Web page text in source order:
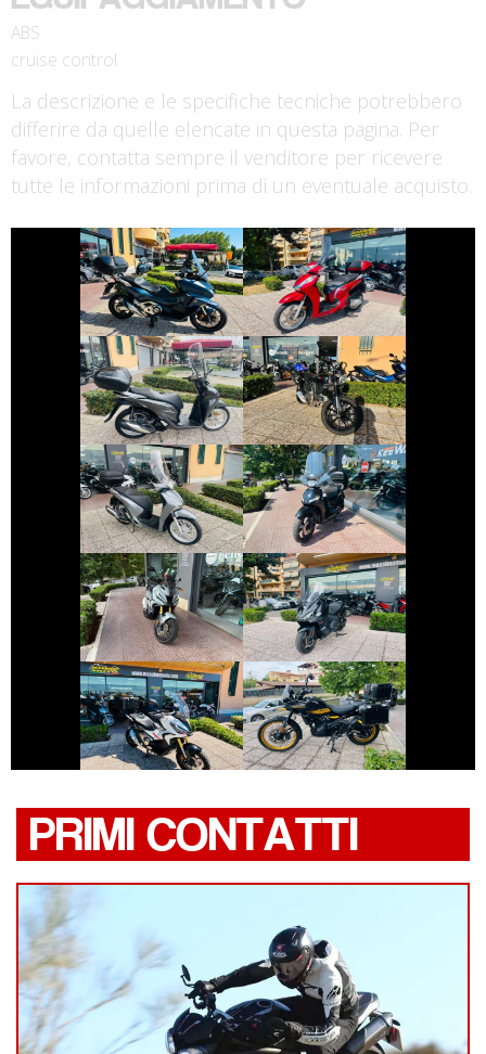
ABS
cruise control
La descrizione e le specifiche tecniche potrebbero
differire da quelle elencate in questa pagina. Per
favore, contatta sempre il venditore per ricevere
tutte le informazioni prima di un eventuale acquisto.
HONDA FORZA-
750
HONDA SH
HONDA SH
€ 3.290 €
DUCATI
SCRAMBLER
€ 4.490 €
HONDA SH
€ 1.999 €
PEUGEOT TWEET
€ 2.390 €
HONDA X-ADV
€ 8.990 €
SYM MAXSYM-TL
€ 5.450 €
HONDA X-ADV
€ 10.250 €
ROYAL-ENFIELD
HIMALAYAN
€ 4.999 €
PRIMI CONTATTI